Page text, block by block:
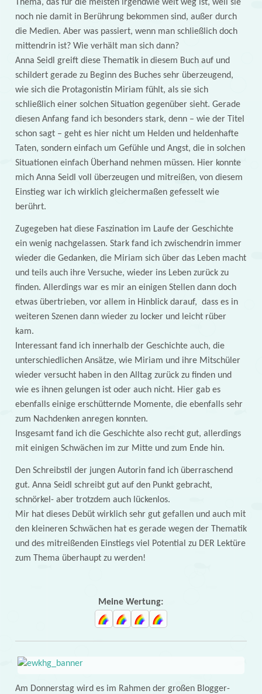
Thema, das für die meisten irgendwie weit weg ist, weil sie
noch nie damit in Berührung bekommen sind, außer durch
die Medien. Aber was passiert, wenn man schließlich doch
mittendrin ist? Wie verhält man sich dann?
Anna Seidl greift diese Thematik in diesem Buch auf und
schildert gerade zu Beginn des Buches sehr überzeugend,
wie sich die Protagonistin Miriam fühlt, als sie sich
schließlich einer solchen Situation gegenüber sieht. Gerade
diesen Anfang fand ich besonders stark, denn – wie der Titel
schon sagt – geht es hier nicht um Helden und heldenhafte
Taten, sondern einfach um Gefühle und Angst, die in solchen
Situationen einfach Überhand nehmen müssen. Hier konnte
mich Anna Seidl voll überzeugen und mitreißen, von diesem
Einstieg war ich wirklich gleichermaßen gefesselt wie
berührt.
Zugegeben hat diese Faszination im Laufe der Geschichte
ein wenig nachgelassen. Stark fand ich zwischendrin immer
wieder die Gedanken, die Miriam sich über das Leben macht
und teils auch ihre Versuche, wieder ins Leben zurück zu
finden. Allerdings war es mir an einigen Stellen dann doch
etwas übertrieben, vor allem in Hinblick darauf, dass es in
weiteren Szenen dann wieder zu locker und leicht rüber
kam.
Interessant fand ich innerhalb der Geschichte auch, die
unterschiedlichen Ansätze, wie Miriam und ihre Mitschüler
wieder versucht haben in den Alltag zurück zu finden und
wie es ihnen gelungen ist oder auch nicht. Hier gab es
ebenfalls einige erschütternde Momente, die ebenfalls sehr
zum Nachdenken anregen konnten.
Insgesamt fand ich die Geschichte also recht gut, allerdings
mit einigen Schwächen im zur Mitte und zum Ende hin.
Den Schreibstil der jungen Autorin fand ich überraschend
gut. Anna Seidl schreibt gut auf den Punkt gebracht,
schnörkel- aber trotzdem auch lückenlos.
Mir hat dieses Debüt wirklich sehr gut gefallen und auch mit
den kleineren Schwächen hat es gerade wegen der Thematik
und des mitreißenden Einstiegs viel Potential zu DER Lektüre
zum Thema überhaupt zu werden!
Meine Wertung:
Am Donnerstag wird es im Rahmen der großen Blogger-